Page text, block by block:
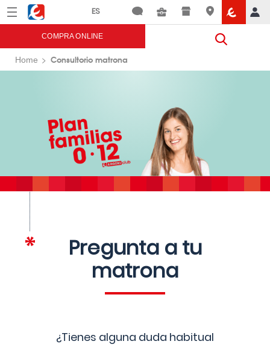
Menú Eroski
COMPRA ONLINE
Home Consultorio matrona
Pregunta a tu
matrona
¿Tienes alguna duda habitual